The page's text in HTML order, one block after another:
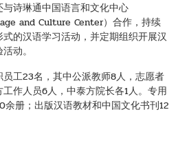
诗琳通中国语言和文化中心
and Culture Center）合作，持续
的汉语学习活动，并定期组织开展汉
动。
工23名，其中公派教师8人，志愿者
作人员6人，中泰方院长各1人。专用
册；出版汉语教材和中国文化书刊12